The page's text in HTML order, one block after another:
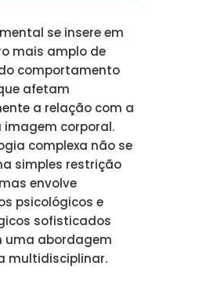
se insere em
mais amplo de
comportamento
afetam
a relação com a
imagem corporal.
complexa não se
simples restrição
envolve
psicológicos e
sofisticados
uma abordagem
multidisciplinar.